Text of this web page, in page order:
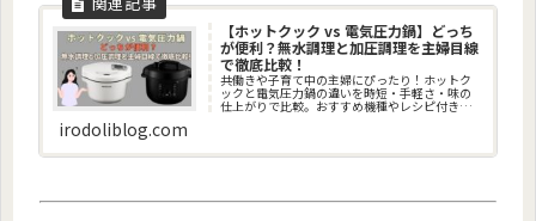
【ホットクック vs 電気圧力鍋】どっち
が便利？無水調理と加圧調理を主婦目線
で徹底比較！
共働きや子育て中の主婦にぴったり！ホットク
ックと電気圧力鍋の違いを時短・手軽さ・味の
仕上がりで比較。おすすめ機種やレシピ付きで
irodoliblog.com